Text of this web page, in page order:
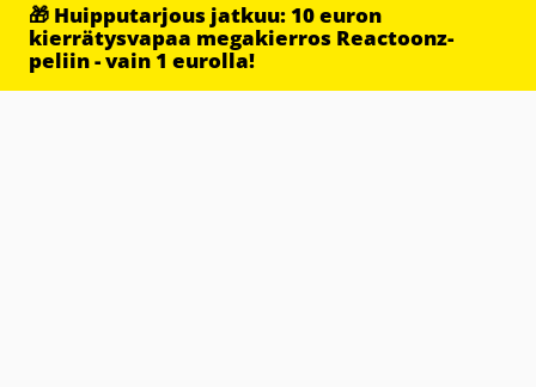
🎁 Huipputarjous jatkuu: 10 euron
kierrätysvapaa megakierros Reactoonz-
peliin - vain 1 eurolla!